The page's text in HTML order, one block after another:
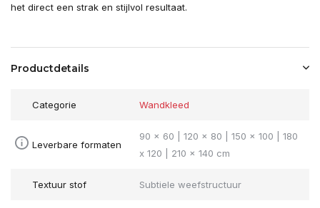
het direct een strak en stijlvol resultaat.
Productdetails
Categorie Wandkleed
Leverbare formaten
90 x 60 | 120 x 80 | 150 x 100 | 180
x 120 | 210 x 140 cm
Textuur stof Subtiele weefstructuur